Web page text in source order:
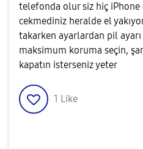
telefonda olur siz hiç
cekmediniz heralde el
takarken ayarlardan pil ayarı
maksimum koruma seçin,
kapatın isterseniz yeter
1 Like